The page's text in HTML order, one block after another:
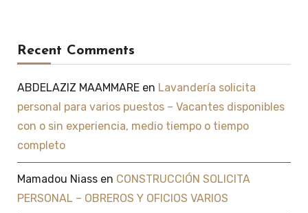
Recent Comments
ABDELAZIZ MAAMMAREen Lavandería solicita
personal para varios puestos – Vacantes disponibles
con o sin experiencia, medio tiempo o tiempo
completo
Mamadou Niassen CONSTRUCCIÓN SOLICITA
PERSONAL – OBREROS Y OFICIOS VARIOS